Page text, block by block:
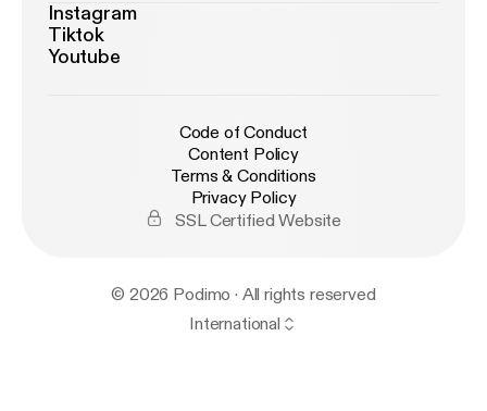
Instagram
Tiktok
Youtube
Code of Conduct
Content Policy
Terms & Conditions
Privacy Policy
SSL Certified Website
© 2026 Podimo · All rights reserved
International